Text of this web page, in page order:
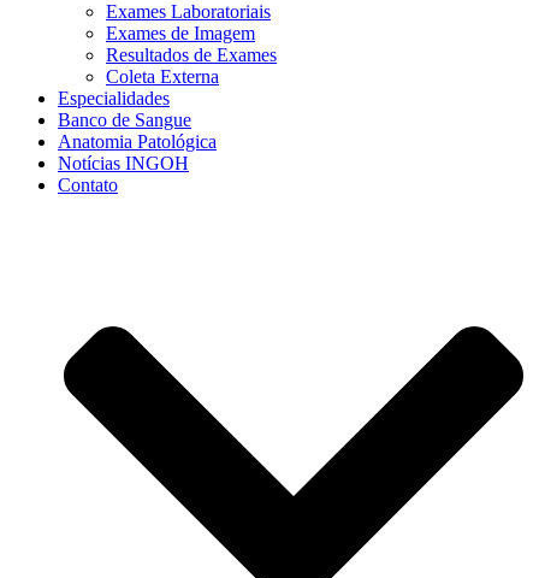
Exames Laboratoriais
Exames de Imagem
Resultados de Exames
Coleta Externa
Especialidades
Banco de Sangue
Anatomia Patológica
Notícias INGOH
Contato